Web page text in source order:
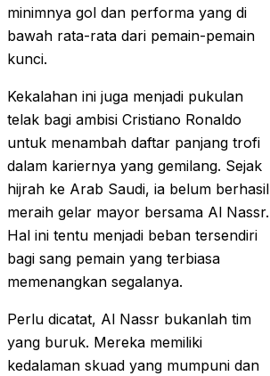
minimnya gol dan performa yang di
bawah rata-rata dari pemain-pemain
kunci.
Kekalahan ini juga menjadi pukulan
telak bagi ambisi Cristiano Ronaldo
untuk menambah daftar panjang trofi
dalam kariernya yang gemilang. Sejak
hijrah ke Arab Saudi, ia belum berhasil
meraih gelar mayor bersama Al Nassr.
Hal ini tentu menjadi beban tersendiri
bagi sang pemain yang terbiasa
memenangkan segalanya.
Perlu dicatat, Al Nassr bukanlah tim
yang buruk. Mereka memiliki
kedalaman skuad yang mumpuni dan